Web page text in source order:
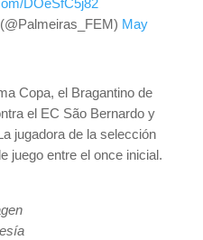
DOeSfC5j82
May
Copa, el Bragantino de
el EC São Bernardo y
jugadora de la selección
juego entre el once inicial.